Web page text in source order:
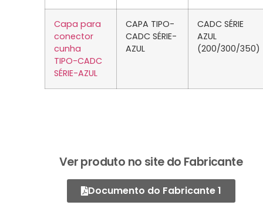
Capa para
conector
cunha
TIPO-CADC
SÉRIE-AZUL
CAPA TIPO-
CADC SÉRIE-
AZUL
CADC SÉRIE
AZUL
(200/300/350)
Ver produto no site do Fabricante
Documento do Fabricante 1